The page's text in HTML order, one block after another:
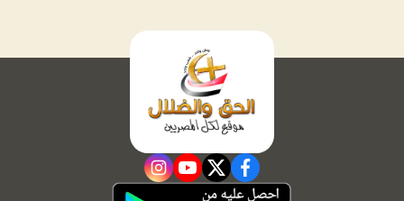
facebook
twitter
youtube
instagram